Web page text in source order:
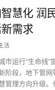
慧化 润
需求
活
市运行“生命线”
阶段，地下管
管理方向升级